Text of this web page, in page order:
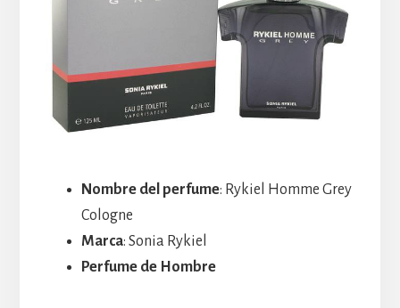
Nombre del perfume: Rykiel Homme Grey
Cologne
Marca: Sonia Rykiel
Perfume de Hombre